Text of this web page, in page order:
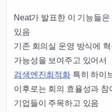
Neat가 발표한 이 기능들
있음
기존 회의실 운영 방식에
가능성을 보여주고 있어서
검색엔진최적화 특히 하이
이후로는 회의 효율성과
기업들이 주목하고 있음